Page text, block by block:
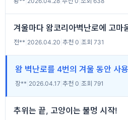
겨울마다 왐코리아벽난로에 고
전** 2026.04.20 추천 0 조회 731
왐 벽난로를 4번의 겨울 동안 사
장** 2026.04.17 추천 0 조회 791
추위는 끝, 고양이는 불멍 시작!